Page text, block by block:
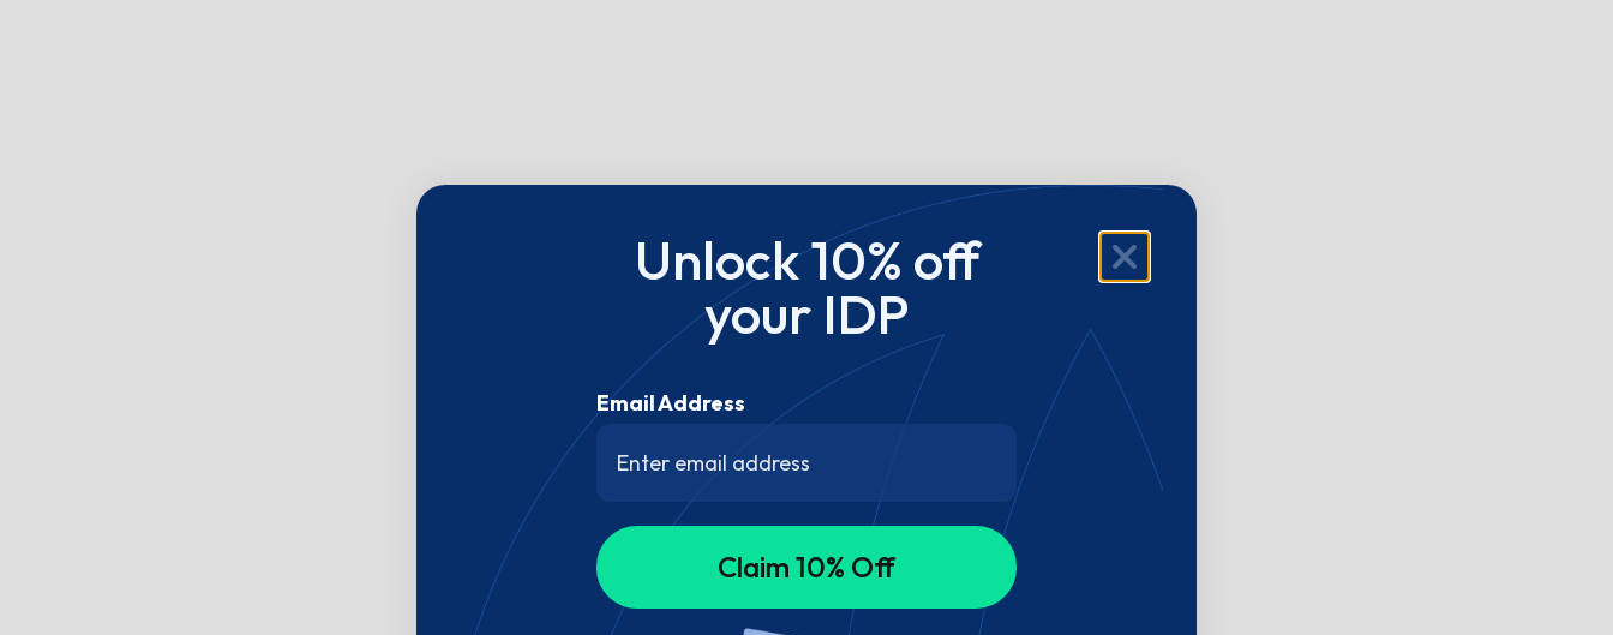
Unlock 10% off
your IDP
Email Address
Claim 10% Off